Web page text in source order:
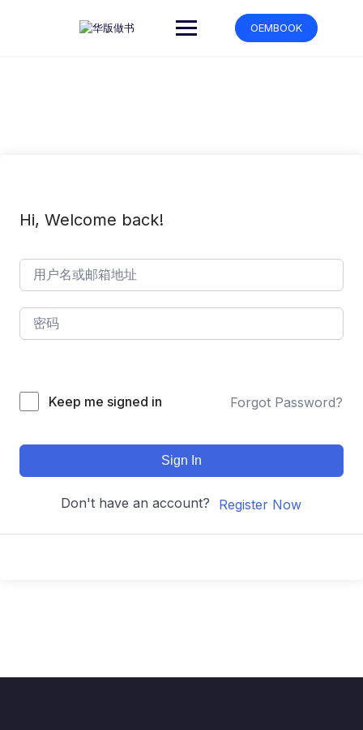
OEMBOOK
Hi, Welcome back!
Keep me signed in Forgot Password?
Sign In
Don't have an account? Register Now